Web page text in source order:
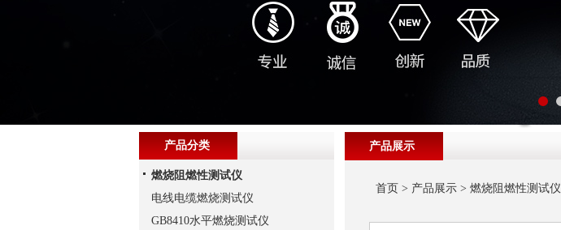
产品展示
首页 > 产品展示> 燃烧阻燃性测试仪
产品分类
燃烧阻燃性测试仪
电线电缆燃烧测试仪
GB8410水平燃烧测试仪